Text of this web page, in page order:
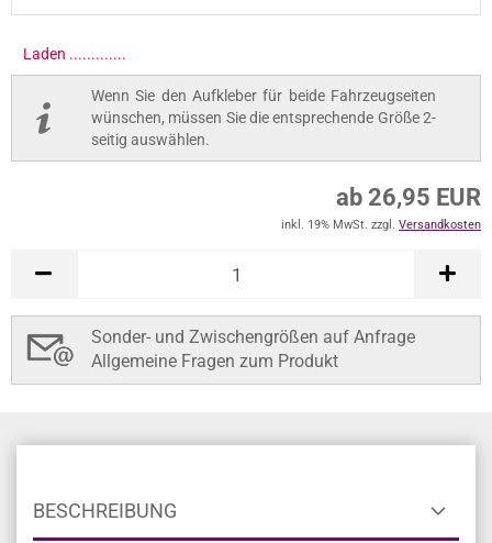
Laden ..............
Wenn Sie den Aufkleber für beide Fahrzeugseiten
wünschen, müssen Sie die entsprechende Größe 2-
seitig auswählen.
ab 26,95 EUR
inkl. 19% MwSt. zzgl. Versandkosten
Sonder- und Zwischengrößen auf Anfrage
Allgemeine Fragen zum Produkt
BESCHREIBUNG